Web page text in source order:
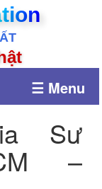
☰ Menu
Sư
–